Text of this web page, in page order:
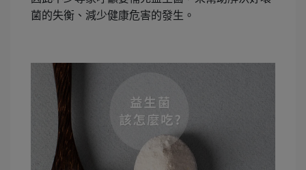
菌的失衡、減少健康危害的發生。